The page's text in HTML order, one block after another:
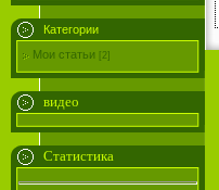
Категории
Мои статьи
[2]
видео
Статистика